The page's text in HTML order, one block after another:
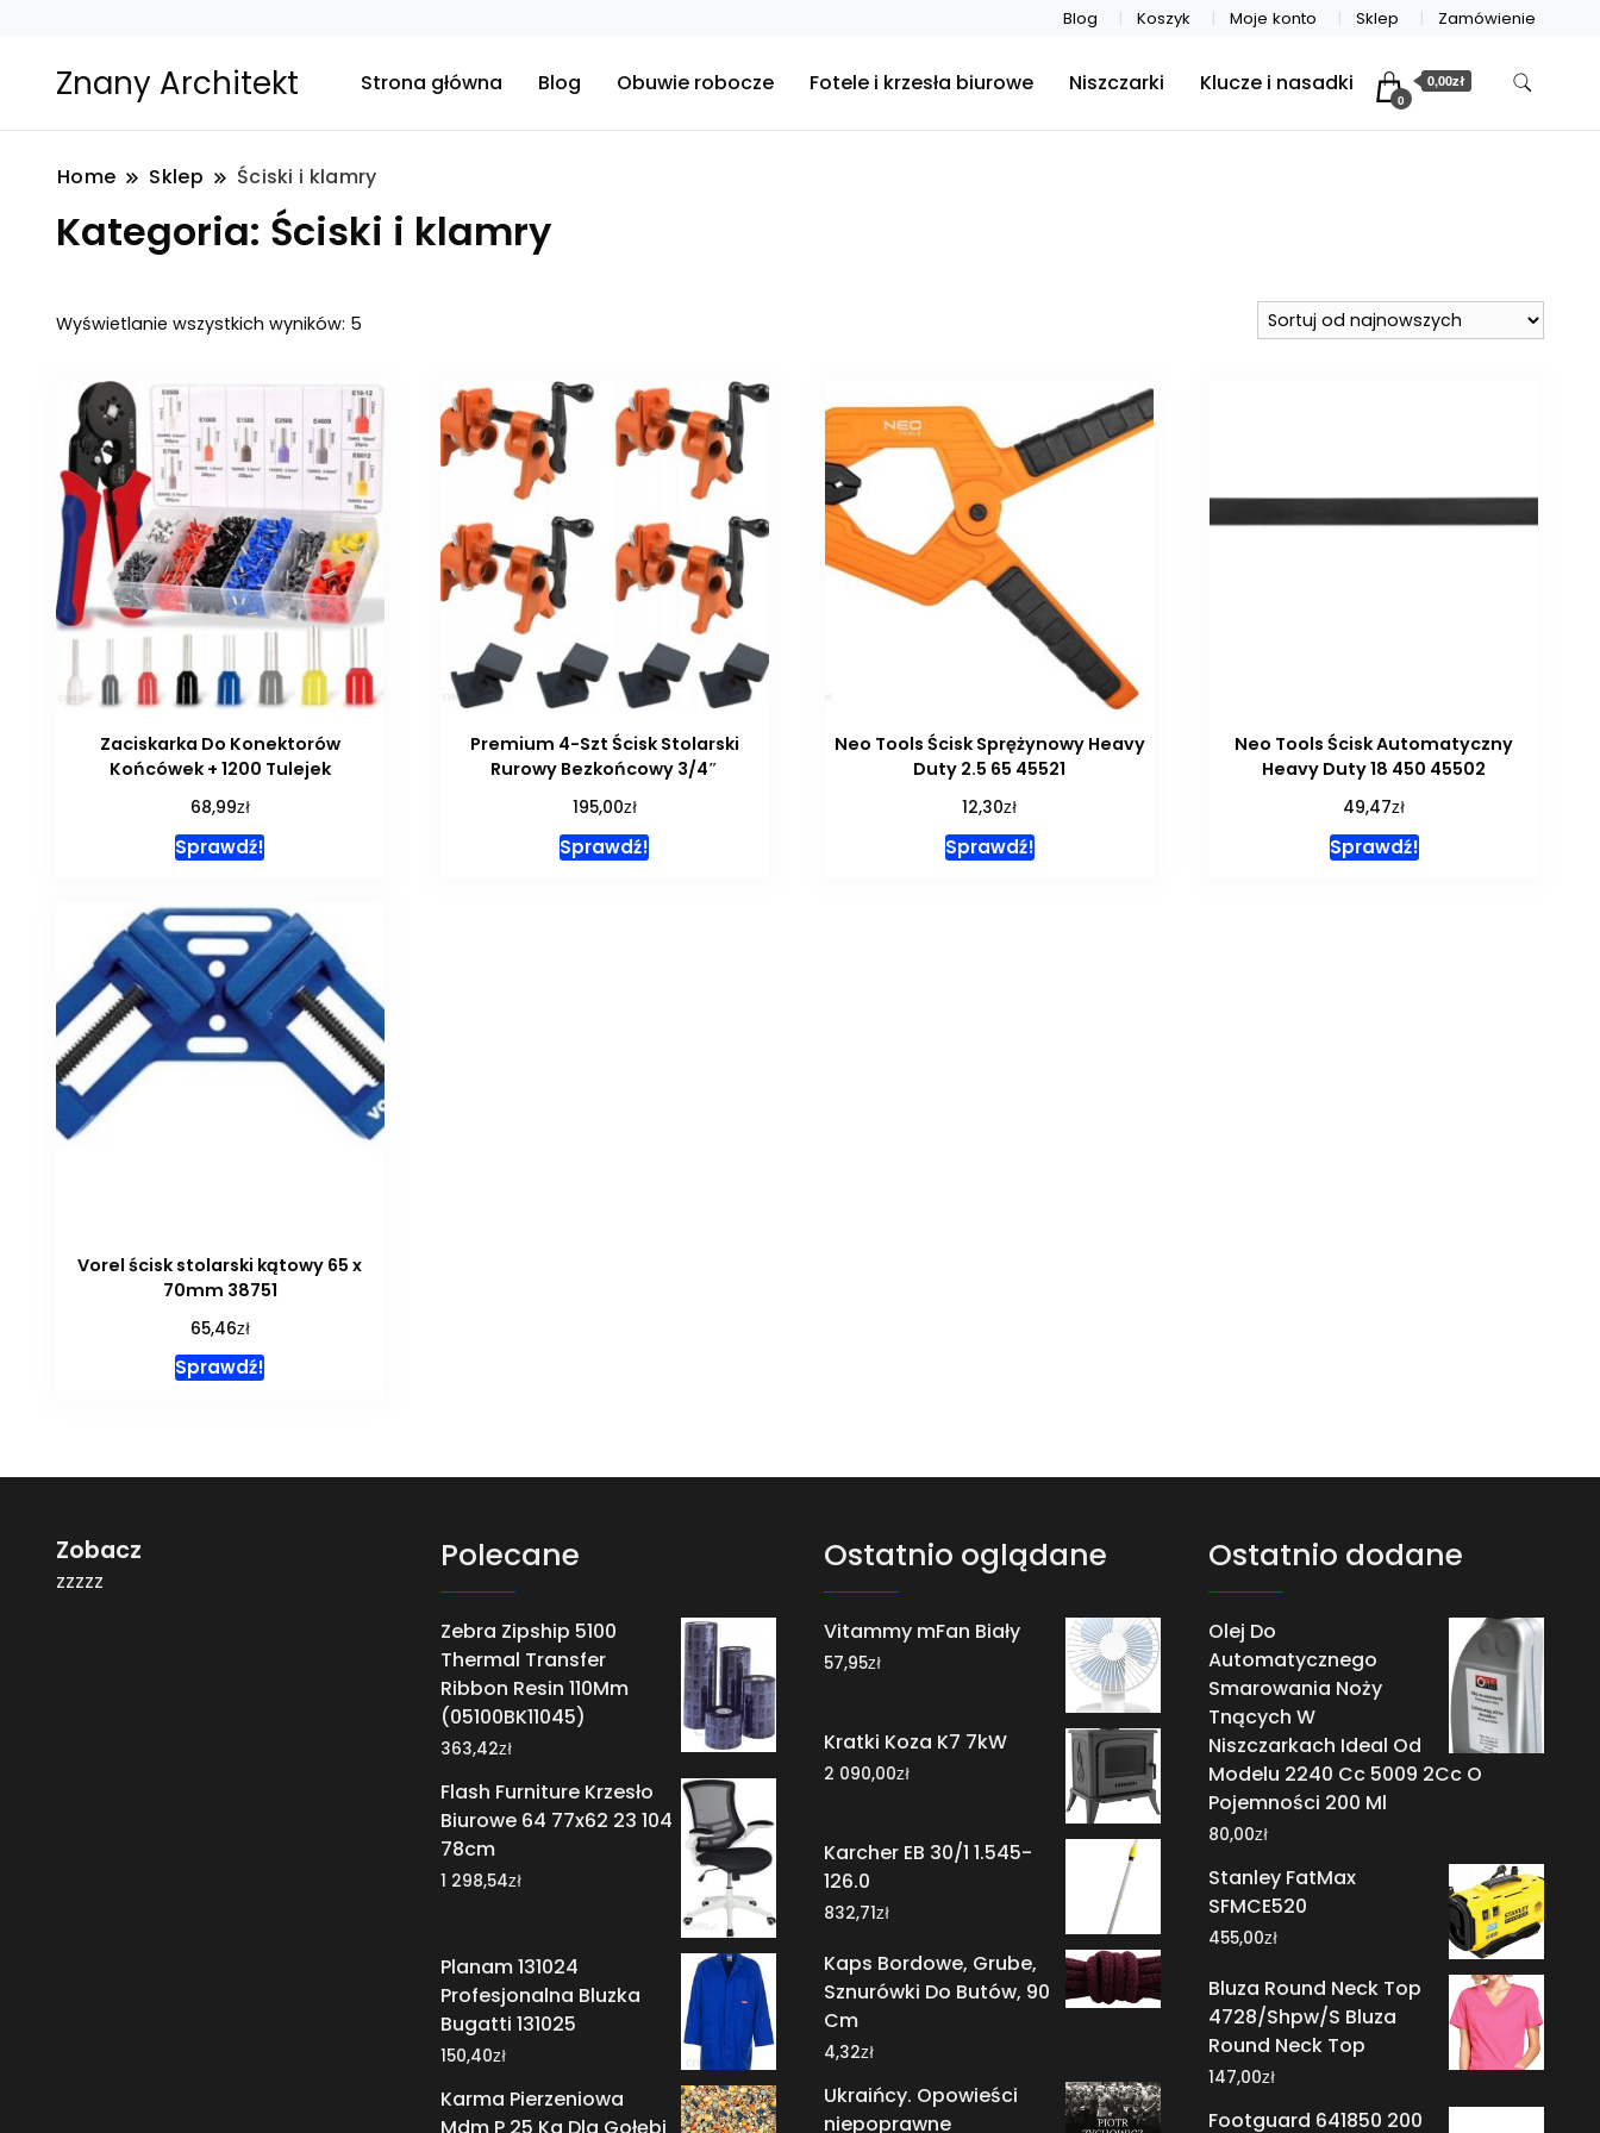
Blog Koszyk Moje konto Sklep Zamówienie
Znany Architekt Strona główna Blog Obuwie robocze Fotele i krzesła biurowe Niszczarki Klucze i nasadki
0
0,00zł
Home Sklep Ściski i klamry
Kategoria: Ściski i klamry
Wyświetlanie wszystkich wyników: 5
najnowszych
Zaciskarka Do Konektorów
Końcówek + 1200 Tulejek
68,99zł
Sprawdź!
Premium 4-Szt Ścisk Stolarski
Rurowy Bezkońcowy 3/4″
195,00zł
Sprawdź!
Neo Tools Ścisk Sprężynowy Heavy
Duty 2.5 65 45521
12,30zł
Sprawdź!
Neo Tools Ścisk Automatyczny
Heavy Duty 18 450 45502
49,47zł
Sprawdź!
Vorel ścisk stolarski kątowy 65 x
70mm 38751
65,46zł
Sprawdź!
Zobacz
zzzzz
Polecane
Zebra Zipship 5100
Thermal Transfer
Ribbon Resin 110Mm
(05100BK11045)
363,42zł
Flash Furniture Krzesło
Biurowe 64 77x62 23 104
78cm
1 298,54zł
Planam 131024
Profesjonalna Bluzka
Bugatti 131025
150,40zł
Karma Pierzeniowa
Ostatnio oglądane
Vitammy mFan Biały
57,95zł
Kratki Koza K7 7kW
2 090,00zł
Karcher EB 30/1 1.545-
126.0
832,71zł
Kaps Bordowe, Grube,
Sznurówki Do Butów, 90
Cm
4,32zł
Ukraińcy. Opowieści
niepoprawne
Ostatnio dodane
Olej Do
Automatycznego
Smarowania Noży
Tnących W
Niszczarkach Ideal Od
Modelu 2240 Cc 5009 2Cc O
Pojemności 200 Ml
80,00zł
Stanley FatMax
SFMCE520
455,00zł
Bluza Round Neck Top
4728/Shpw/S Bluza
Round Neck Top
147,00zł
Footguard 641850 200